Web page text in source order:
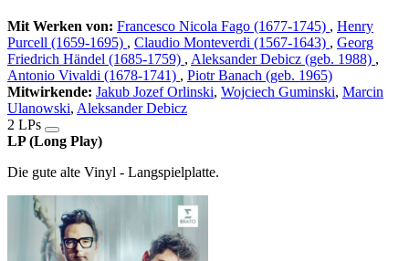
Mit Werken von: Francesco Nicola Fago (1677-1745) , Henry
Purcell (1659-1695) , Claudio Monteverdi (1567-1643) , Georg
Friedrich Händel (1685-1759) , Aleksander Debicz (geb. 1988) ,
Antonio Vivaldi (1678-1741) , Piotr Banach (geb. 1965)
Mitwirkende: Jakub Jozef Orlinski, Wojciech Guminski, Marcin
Ulanowski, Aleksander Debicz
2 LPs
LP (Long Play)
Die gute alte Vinyl - Langspielplatte.